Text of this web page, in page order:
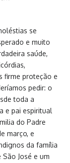
se
e muito
saúde,
firme proteção e
pedir: o
toda a
e pai espiritual
do Padre
março, e
da família
José e um